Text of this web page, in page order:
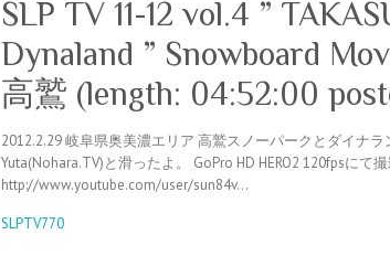
SLP TV 11-12 vol.4 ”
Dynaland ” Snowboard
高鷲 (length: 04:52:00
2012.2.29 岐阜県奥美濃エリア 高鷲スノーパークとダイナ
Yuta(Nohara.TV)と滑ったよ。 GoPro HD HERO2 120fpsにて
http://www.youtube.com/user/sun84v…
SLPTV770